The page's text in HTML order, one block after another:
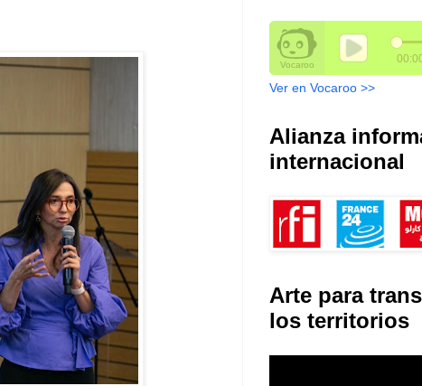
Ver en Vocaroo >>
Alianza
internacional
Arte para
los territorios